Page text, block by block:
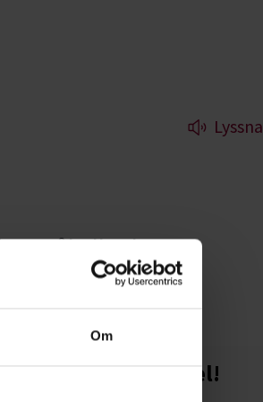
Om
Lyssna
eller bara
en studiecirkel!